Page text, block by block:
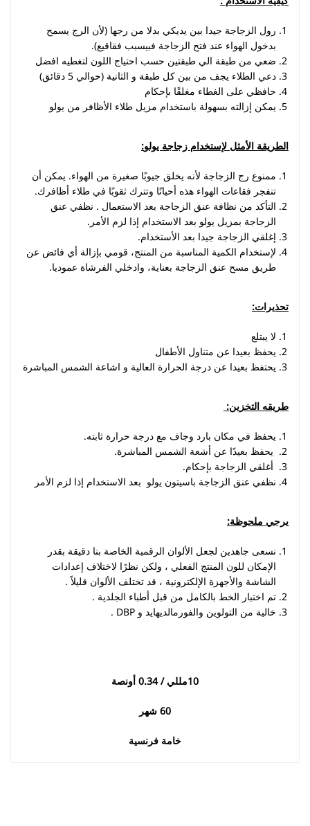
رول الزجاجة جيدا بين يديكي بدلا من رجها (لأن الرج يسمح
بدخول الهواء عند فتح الزجاجة فبيسبب فقاقيع).
ضعي من طبقة الي طبقتين حسب احتياج اللون لتغطيه افضل
دعي الطلاء يجف من بين كل طبقة و الثانية (حوالي 5 دقائق)
حافظي على الغطاء مغلقًا بإحكام
يمكن إزالته بسهولة باستخدام مزيل طلاء الأظافر من يولو
الطريقة الأمثل لإستخدام زجاجة يولو:
ممنوع رج الزجاجة لأنه يخلق جيوبًا صغيرة من الهواء. يمكن أن
تنفجر فقاعات الهواء هذه أحيانًا وتترك ثقوبًا في طلاء أظافرك.
التأكد من نظافة عنق الزجاجة بعد الاستعمال . نظفي عنق
الزجاجة بمزيل يولو بعد الاستخدام إذا لزم الأمر.
إغلقي الزجاجة جيدا بعد الأستخدام.
لإستخدام الكمية المناسبة من المنتج، قومي بإزالة أي فائض عن
طريق مسح عنق الزجاجة بعناية، وادخلي الفرشاة عموديا.
تحذيرات:
لا يبتلع
يحفظ بعيدا عن متناول الأطفال
يحتفظ بعيدا عن درجة الحرارة العالية و اشاعة الشمس المباشرة
طريقه التخزين:
يحفظ في مكان بارد وجاف مع درجة حرارة ثابته.
يحفظ بعيدًا عن أشعة الشمس المباشرة.
أغلقي الزجاجة بإحكام.
نظفي عنق الزجاجة باسيتون يولو بعد الاستخدام إذا لزم الأمر
يرجي ملحوظة:
نسعى جاهدين لجعل الألوان الرقمية الخاصة بنا دقيقة بقدر
الإمكان للون المنتج الفعلي ، ولكن نظرًا لاختلاف إعدادات
الشاشة والأجهزة الإلكترونية ، قد تختلف الألوان قليلاً .
تم اختبار الخط بالكامل من قبل أطباء الجلدية .
خالية من التولوين والفورمالديهايد و DBP .
10مللي / 0.34 أونصة
60 شهر
خامة فرنسية